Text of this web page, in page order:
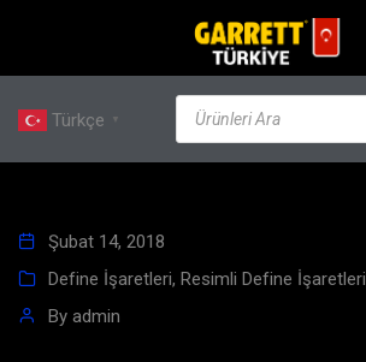
Türkçe ▼
Şubat 14, 2018
Define İşaretleri, Resimli Define İşaretleri
By admin